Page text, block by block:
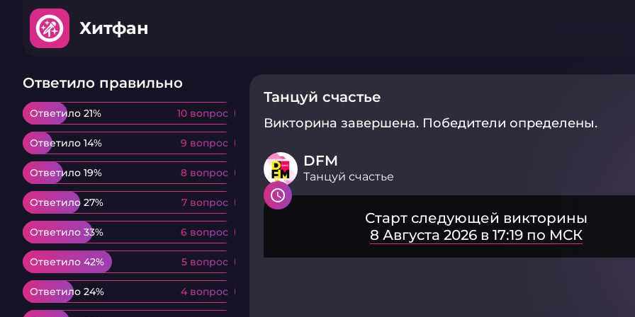
Хитфан
Ответило правильно
Ответило 21% 10 вопрос
Ответило 21% 10 вопрос
Ответило 14% 9 вопрос
Ответило 14% 9 вопрос
Ответило 19% 8 вопрос
Ответило 19% 8 вопрос
Ответило 27% 7 вопрос
Ответило 27% 7 вопрос
Ответило 33% 6 вопрос
Ответило 33% 6 вопрос
Ответило 42% 5 вопрос
Ответило 42% 5 вопрос
Ответило 24% 4 вопрос
Ответило 24% 4 вопрос
Танцуй счастье
Викторина завершена. Победители определены.
DFM
Танцуй счастье
Старт следующей викторины
8 Августа 2026 в 17:19 по МСК